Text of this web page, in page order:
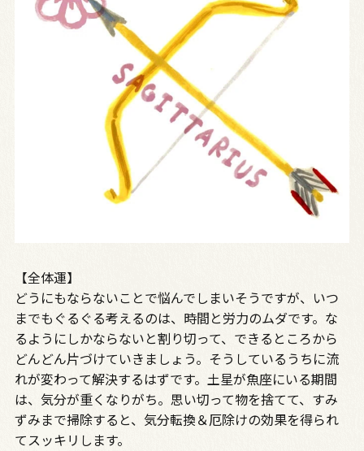
【全体運】
どうにもならないことで悩んでしまいそうですが、いつ
までもぐるぐる考えるのは、時間と労力のムダです。な
るようにしかならないと割り切って、できるところから
どんどん片づけていきましょう。そうしているうちに流
れが変わって解決するはずです。土星が魚座にいる期間
は、気分が重くなりがち。思い切って物を捨てて、すみ
ずみまで掃除すると、気分転換＆厄除けの効果を得られ
てスッキリします。